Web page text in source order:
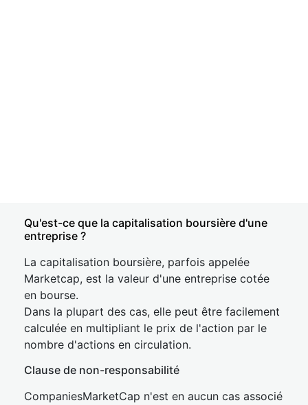
Qu'est-ce que la capitalisation boursière d'une
entreprise ?
La capitalisation boursière, parfois appelée
Marketcap, est la valeur d'une entreprise cotée
en bourse.
Dans la plupart des cas, elle peut être facilement
calculée en multipliant le prix de l'action par le
nombre d'actions en circulation.
Clause de non-responsabilité
CompaniesMarketCap n'est en aucun cas associé